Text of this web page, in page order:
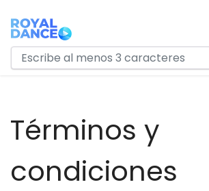
Términos y
condiciones